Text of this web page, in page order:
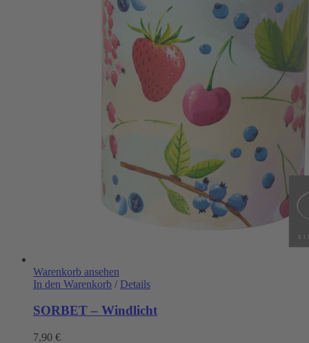
Warenkorb ansehen
In den Warenkorb / Details
SORBET – Windlicht
7,90 €